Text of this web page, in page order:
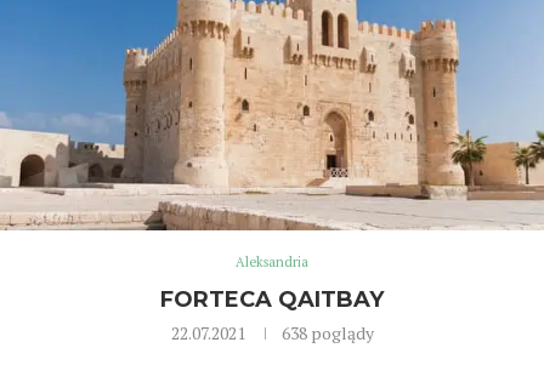
Aleksandria
FORTECA QAITBAY
22.07.2021 638poglądy